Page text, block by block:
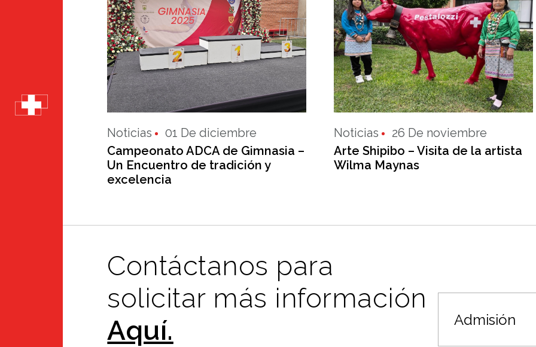
Noticias
01 De diciembre
Campeonato ADCA de Gimnasia –
Un Encuentro de tradición y
excelencia
Noticias
26 De noviembre
Arte Shipibo – Visita de la artista
Wilma Maynas
Contáctanos para
solicitar más información
Aquí.
Admisión